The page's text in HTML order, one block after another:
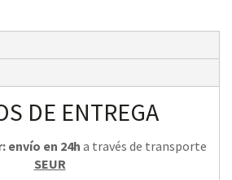
DE ENTREGA
envío en 24h a través de transporte
SEUR